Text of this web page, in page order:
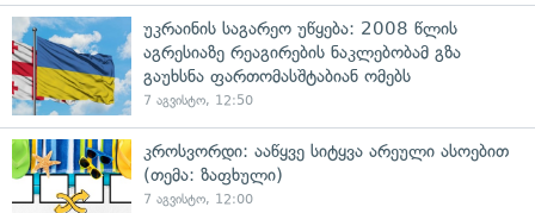
უკრაინის საგარეო უწყება: 2008 წლის
აგრესიაზე რეაგირების ნაკლებობამ გზა
გაუხსნა ფართომასშტაბიან ომებს
7 აგვისტო, 12:50
კროსვორდი: ააწყვე სიტყვა არეული ასოებით
(თემა: ზაფხული)
7 აგვისტო, 12:00